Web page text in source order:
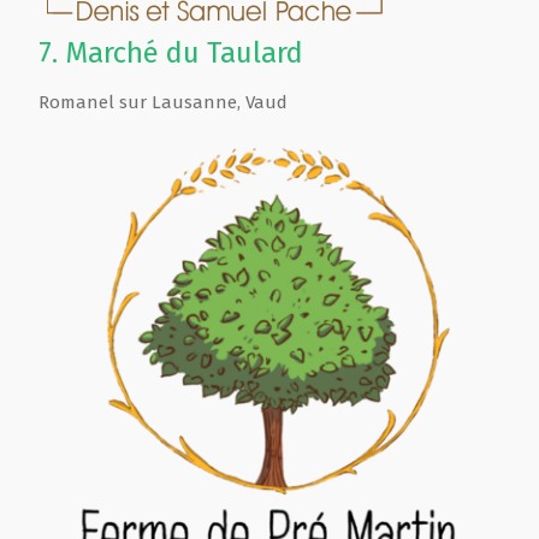
7. Marché du Taulard
Romanel sur Lausanne, Vaud